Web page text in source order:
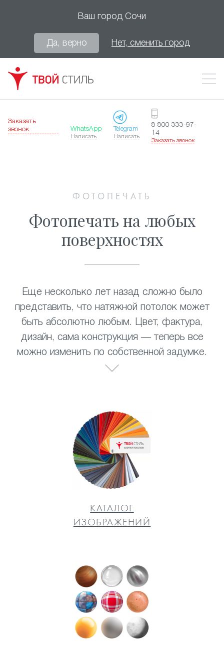
Ваш город Сочи
Да, верно Нет, сменить город
Заказать
звонок
WhatsApp
Написать
Telegram
Написать
8 800 333-97-
14
Заказать звонок
ФОТОПЕЧАТЬ
Фотопечать на любых
поверхностях
Еще несколько лет назад сложно было
представить, что натяжной потолок может
быть абсолютно любым. Цвет, фактура,
дизайн, сама конструкция — теперь все
можно изменить по собственной задумке.
КАТАЛОГ
ИЗОБРАЖЕНИЙ